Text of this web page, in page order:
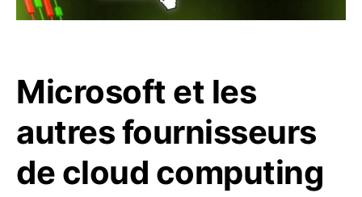
Microsoft et les
autres fournisseurs
de cloud computing